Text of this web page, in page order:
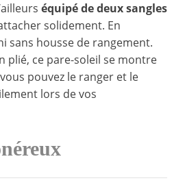
équipé de deux sangles
solidement. En
sans housse de rangement.
plié, ce pare-soleil se montre
pouvez le ranger et le
lors de vos